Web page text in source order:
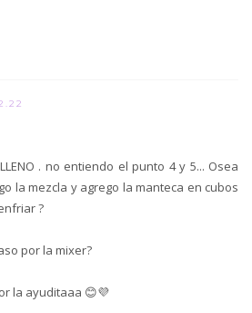
. no entiendo el punto 4 y 5... Osea
la mezcla y agrego la manteca en cubos
?
por la mixer?
la ayuditaaa 😊💜